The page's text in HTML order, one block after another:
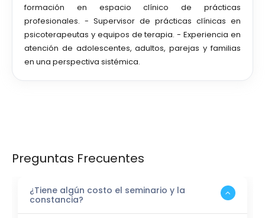
formación en espacio clínico de prácticas
profesionales. - Supervisor de prácticas clínicas en
psicoterapeutas y equipos de terapia. - Experiencia en
atención de adolescentes, adultos, parejas y familias
en una perspectiva sistémica.
Preguntas Frecuentes
¿Tiene algún costo el seminario y la
constancia?